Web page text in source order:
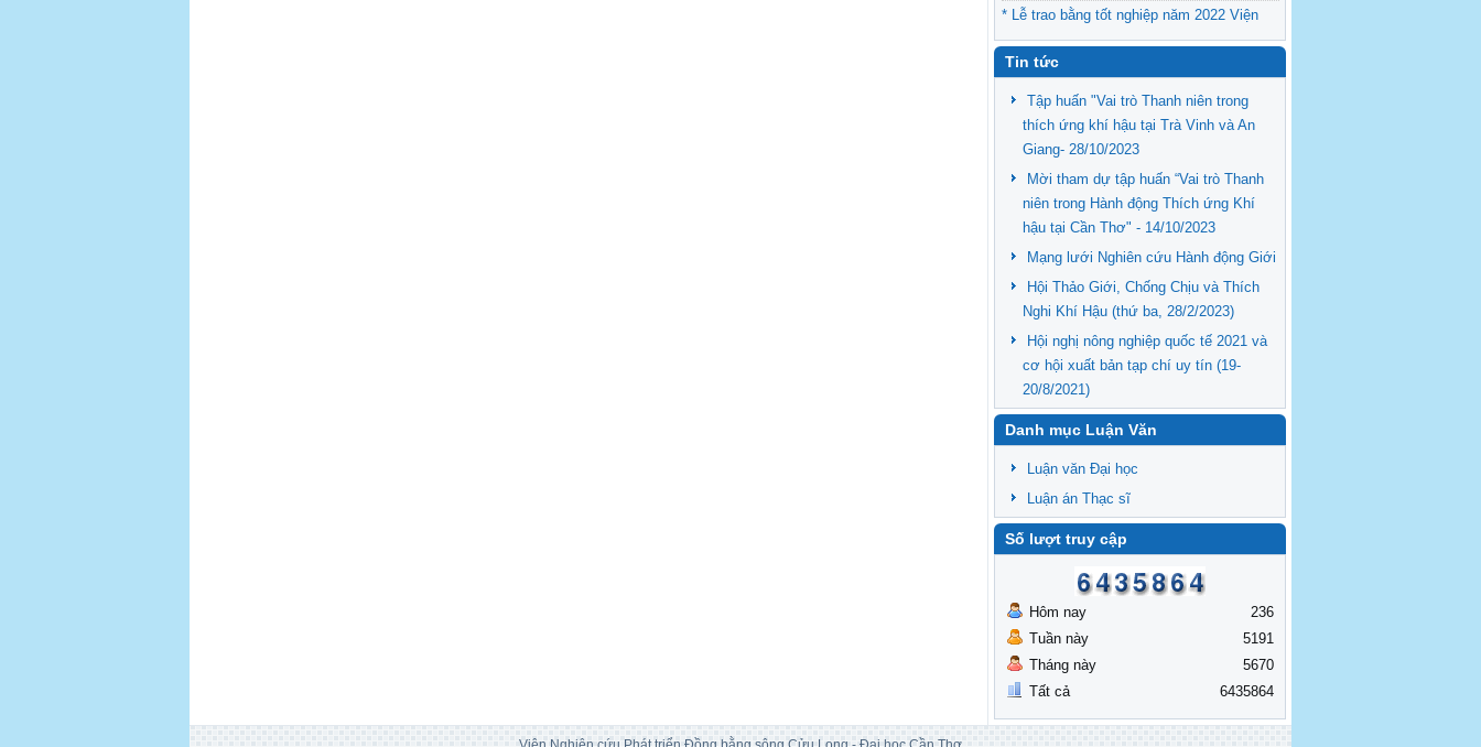
* Lễ trao bằng tốt nghiệp năm 2022 Viện
Nghiên cứu Phát triển ĐBSCL (12/9/2022)
Tin tức
Tập huấn "Vai trò Thanh niên trong
thích ứng khí hậu tại Trà Vinh và An
Giang- 28/10/2023
Mời tham dự tập huấn “Vai trò Thanh
niên trong Hành động Thích ứng Khí
hậu tại Cần Thơ" - 14/10/2023
Mạng lưới Nghiên cứu Hành động Giới
Hội Thảo Giới, Chống Chịu và Thích
Nghi Khí Hậu (thứ ba, 28/2/2023)
Hội nghị nông nghiệp quốc tế 2021 và
cơ hội xuất bản tạp chí uy tín (19-
20/8/2021)
Danh mục Luận Văn
Luận văn Đại học
Luận án Thạc sĩ
Số lượt truy cập
Hôm nay
Tuần này
Tháng này
Tất cả
236
5191
5670
6435864